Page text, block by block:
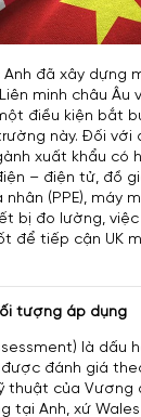
Anh đã xây dựng
minh châu Âu
điều kiện bắt
này. Đối với
xuất khẩu có
– điện tử, đồ
(PPE), máy
bị đo lường,
để tiếp cận UK
tượng áp dụng
là dấu
đánh giá
thuật của Vương
tại Anh, xứ